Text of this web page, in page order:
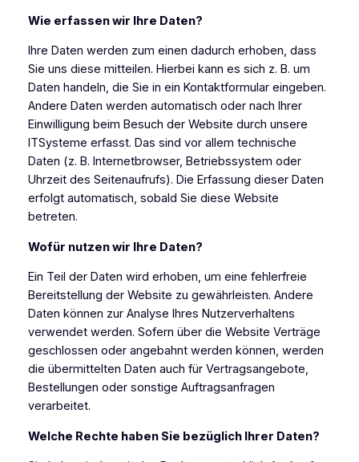
Wie erfassen wir Ihre Daten?
Ihre Daten werden zum einen dadurch erhoben, dass
Sie uns diese mitteilen. Hierbei kann es sich z. B. um
Daten handeln, die Sie in ein Kontaktformular eingeben.
Andere Daten werden automatisch oder nach Ihrer
Einwilligung beim Besuch der Website durch unsere
ITSysteme erfasst. Das sind vor allem technische
Daten (z. B. Internetbrowser, Betriebssystem oder
Uhrzeit des Seitenaufrufs). Die Erfassung dieser Daten
erfolgt automatisch, sobald Sie diese Website
betreten.
Wofür nutzen wir Ihre Daten?
Ein Teil der Daten wird erhoben, um eine fehlerfreie
Bereitstellung der Website zu gewährleisten. Andere
Daten können zur Analyse Ihres Nutzerverhaltens
verwendet werden. Sofern über die Website Verträge
geschlossen oder angebahnt werden können, werden
die übermittelten Daten auch für Vertragsangebote,
Bestellungen oder sonstige Auftragsanfragen
verarbeitet.
Welche Rechte haben Sie bezüglich Ihrer Daten?